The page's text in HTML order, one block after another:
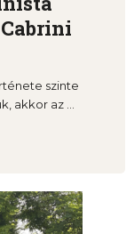
szinte
akkor az ...